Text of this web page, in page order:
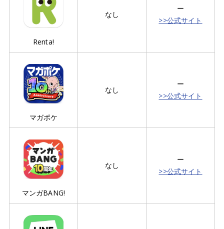
Renta!
なし
ー
>>公式サイト
マガポケ
なし
ー
>>公式サイト
マンガBANG!
なし
ー
>>公式サイト